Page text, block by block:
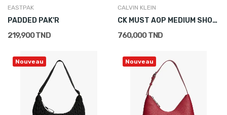
EASTPAK
PADDED PAK'R
219,900 TND
CALVIN KLEIN
CK MUST AOP MEDIUM SHOPPER W/POCKET
760,000 TND
Nouveau Nouveau